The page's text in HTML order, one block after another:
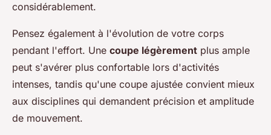
considérablement.
Pensez également à l'évolution de votre corps
pendant l'effort. Une coupe légèrement plus ample
peut s'avérer plus confortable lors d'activités
intenses, tandis qu'une coupe ajustée convient mieux
aux disciplines qui demandent précision et amplitude
de mouvement.